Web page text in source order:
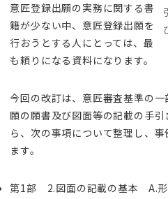
意匠登録出願の実務に関する書
籍が少ない中、意匠登録出願を
行おうとする人にとっては、最
も頼りになる資料になります。
今回の改訂は、意匠審査基準の
願の願書及び図面等の記載の手
ら、次の事項について整理し、
ます。
第1部 2.図面の記載の基本 A.形